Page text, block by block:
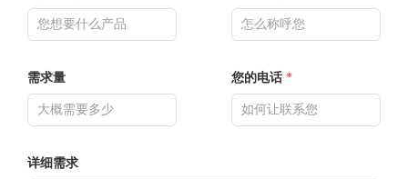
需求量 您的电话 *
详细需求